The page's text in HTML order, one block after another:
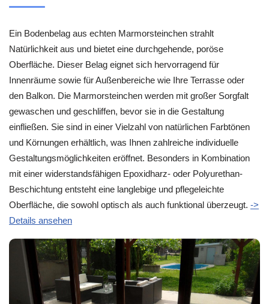
Ein Bodenbelag aus echten Marmorsteinchen strahlt
Natürlichkeit aus und bietet eine durchgehende, poröse
Oberfläche. Dieser Belag eignet sich hervorragend für
Innenräume sowie für Außenbereiche wie Ihre Terrasse oder
den Balkon. Die Marmorsteinchen werden mit großer Sorgfalt
gewaschen und geschliffen, bevor sie in die Gestaltung
einfließen. Sie sind in einer Vielzahl von natürlichen Farbtönen
und Körnungen erhältlich, was Ihnen zahlreiche individuelle
Gestaltungsmöglichkeiten eröffnet. Besonders in Kombination
mit einer widerstandsfähigen Epoxidharz- oder Polyurethan-
Beschichtung entsteht eine langlebige und pflegeleichte
Oberfläche, die sowohl optisch als auch funktional überzeugt. ->
Details ansehen